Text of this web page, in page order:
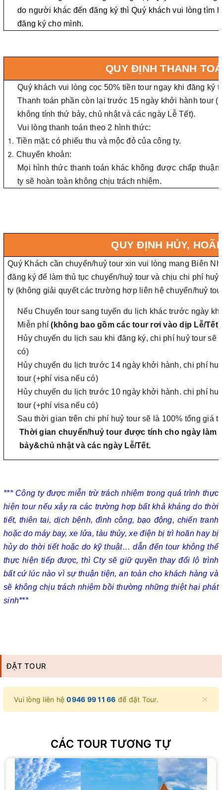
do người khác đến đăng ký thì Quý khách vui lòng tìm
đăng ký cho mình.
QUY ĐỊNH THANH
Quý khách vui lòng cọc 50% tiền tour ngay khi đăng ký
Thanh toán phần còn lại trước 15 ngày khởi hành tour
không tính thứ bảy, chủ nhật và các ngày Lễ Tết).
Vui lòng thanh toán theo 2 hình thức:
Tiền mặt: có phiếu thu và mộc đỏ của công ty.
Chuyển khoản:
Mọi hình thức thanh toán khác không được chấp
ty sẽ hoàn toàn không chịu trách nhiệm.
QUY ĐỊNH HỦY,
Quý Khách cần chuyển/huỷ tour xin vui lòng mang Biên
đăng ký để làm thủ tục chuyển/huỷ tour và chịu chi phí
ty (không giải quyết các trường hợp liên hệ chuyển/huỷ
Nếu Chuyển tour sang tuyến du lịch khác trước ngày
Miễn phí(không bao gồm các tour rơi vào dịp Lễ/Tết)
Hủy chuyến du lịch sau khi đăng ký, chi phí huỷ tour sẽ
có)
Hủy chuyến du lịch trước 14 ngày khởi hành, chi phí
tour (+phí visa nếu có)
Hủy chuyến du lịch trước 10 ngày khởi hành. chi phí
tour (+phí visa nếu có)
Sau thời gian trên chi phí huỷ tour sẽ là 100% tổng giá
Thời gian chuyển/huỷ tour được tính cho ngày làm
bảy&chủ nhật và các ngày Lễ/Tết.
*** Công ty được miễn trừ trách nhiệm trong quá trình thực
hiện tour nếu xảy ra các trường hợp bất khả kháng do thời
tiết, thiên tai, dịch bệnh, đình công, bạo động, chiến tranh
hoặc do máy bay, xe lửa, tàu thủy, xe điện bị trì hoãn hay bị
hủy do thời tiết hoặc do kỹ thuật… dẫn đến tour không thể
thực hiện tiếp được, thì Cty sẽ giữ quyền thay đổi lộ trình
bất cứ lúc nào vì sự thuận tiện, an toàn cho khách hàng và
sẽ không chịu trách nhiệm bồi thường những thiệt hại phát
sinh***
ĐẶT TOUR
×
Vui lòng liên hệ0946 99 11 66 để đặt Tour.
CÁC TOUR TƯƠNG TỰ